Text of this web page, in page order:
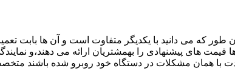
طور که می دانید با یکدیگر متفاوت است و آن ها بابت
ها قیمت های پیشنهادی را بهمشتریان ارائه می دهند،و
با همان مشکلات در دستگاه خود روبرو شده باشند